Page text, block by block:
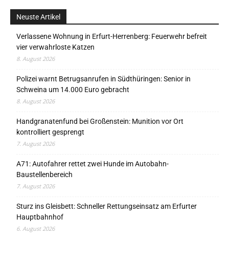
Neuste Artikel
Verlassene Wohnung in Erfurt-Herrenberg: Feuerwehr befreit
vier verwahrloste Katzen
8. August 2026
Polizei warnt Betrugsanrufen in Südthüringen: Senior in
Schweina um 14.000 Euro gebracht
8. August 2026
Handgranatenfund bei Großenstein: Munition vor Ort
kontrolliert gesprengt
7. August 2026
A71: Autofahrer rettet zwei Hunde im Autobahn-
Baustellenbereich
7. August 2026
Sturz ins Gleisbett: Schneller Rettungseinsatz am Erfurter
Hauptbahnhof
6. August 2026